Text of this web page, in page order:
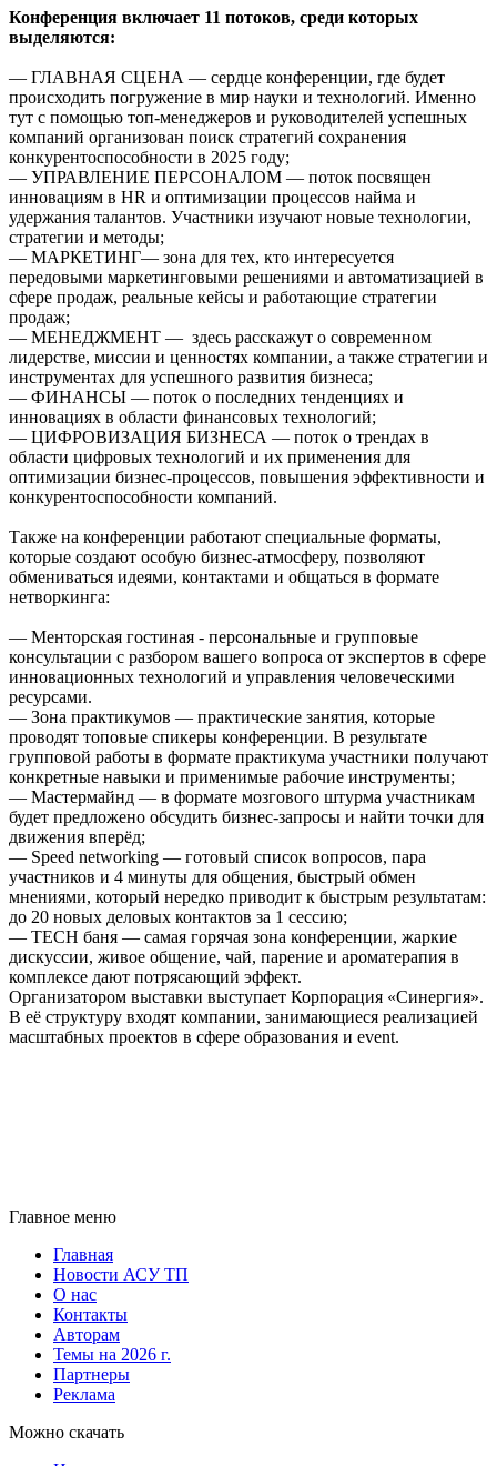
Конференция включает 11 потоков, среди которых
выделяются:
— ГЛАВНАЯ СЦЕНА — сердце конференции, где будет
происходить погружение в мир науки и технологий. Именно
тут с помощью топ-менеджеров и руководителей успешных
компаний организован поиск стратегий сохранения
конкурентоспособности в 2025 году;
— УПРАВЛЕНИЕ ПЕРСОНАЛОМ — поток посвящен
инновациям в HR и оптимизации процессов найма и
удержания талантов. Участники изучают новые технологии,
стратегии и методы;
— МАРКЕТИНГ— зона для тех, кто интересуется
передовыми маркетинговыми решениями и автоматизацией в
сфере продаж, реальные кейсы и работающие стратегии
продаж;
— МЕНЕДЖМЕНТ — здесь расскажут о современном
лидерстве, миссии и ценностях компании, а также стратегии и
инструментах для успешного развития бизнеса;
— ФИНАНСЫ — поток о последних тенденциях и
инновациях в области финансовых технологий;
— ЦИФРОВИЗАЦИЯ БИЗНЕСА — поток о трендах в
области цифровых технологий и их применения для
оптимизации бизнес-процессов, повышения эффективности и
конкурентоспособности компаний.
Также на конференции работают специальные форматы,
которые создают особую бизнес-атмосферу, позволяют
обмениваться идеями, контактами и общаться в формате
нетворкинга:
— Менторская гостиная - персональные и групповые
консультации с разбором вашего вопроса от экспертов в сфере
инновационных технологий и управления человеческими
ресурсами.
— Зона практикумов — практические занятия, которые
проводят топовые спикеры конференции. В результате
групповой работы в формате практикума участники получают
конкретные навыки и применимые рабочие инструменты;
— Мастермайнд — в формате мозгового штурма участникам
будет предложено обсудить бизнес-запросы и найти точки для
движения вперёд;
— Speed networking — готовый список вопросов, пара
участников и 4 минуты для общения, быстрый обмен
мнениями, который нередко приводит к быстрым результатам:
до 20 новых деловых контактов за 1 сессию;
— TECH баня — самая горячая зона конференции, жаркие
дискуссии, живое общение, чай, парение и ароматерапия в
комплексе дают потрясающий эффект.
Организатором выставки выступает Корпорация «Синергия».
В её структуру входят компании, занимающиеся реализацией
масштабных проектов в сфере образования и event.
Главное меню
Главная
Новости АСУ ТП
О нас
Контакты
Авторам
Темы на 2026 г.
Партнеры
Реклама
Можно скачать